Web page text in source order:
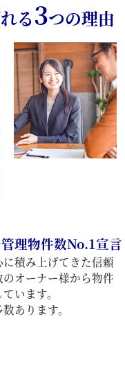
る3つの理由
理物件数No.1宣言
積み上げてきた信頼
のオーナー様から物件
います。
あります。